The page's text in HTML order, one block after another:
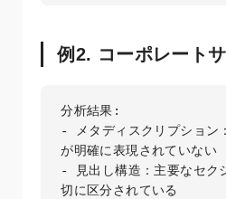
例2. コーポレート
分析結果:
- メタディスクリプション
が明確に表現されていない
- 見出し構造：主要なセク
切に区分されている